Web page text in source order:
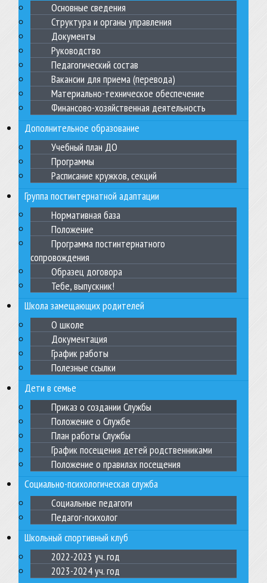
Основные сведения
Структура и органы управления
Документы
Руководство
Педагогический состав
Вакансии для приема (перевода)
Материально-техническое обеспечение
Финансово-хозяйственная деятельность
Дополнительное образование
Учебный план ДО
Программы
Расписание кружков, секций
Группа постинтернатной адаптации
Нормативная база
Положение
Программа постинтернатного
сопровождения
Образец договора
Тебе, выпускник!
Школа замещающих родителей
О школе
Документация
График работы
Полезные ссылки
Дети в семье
Приказ о создании Службы
Положение о Службе
План работы Службы
График посещения детей родственниками
Положение о правилах посещения
Социально-психологическая служба
Социальные педагоги
Педагог-психолог
Школьный спортивный клуб
2022-2023 уч. год
2023-2024 уч. год